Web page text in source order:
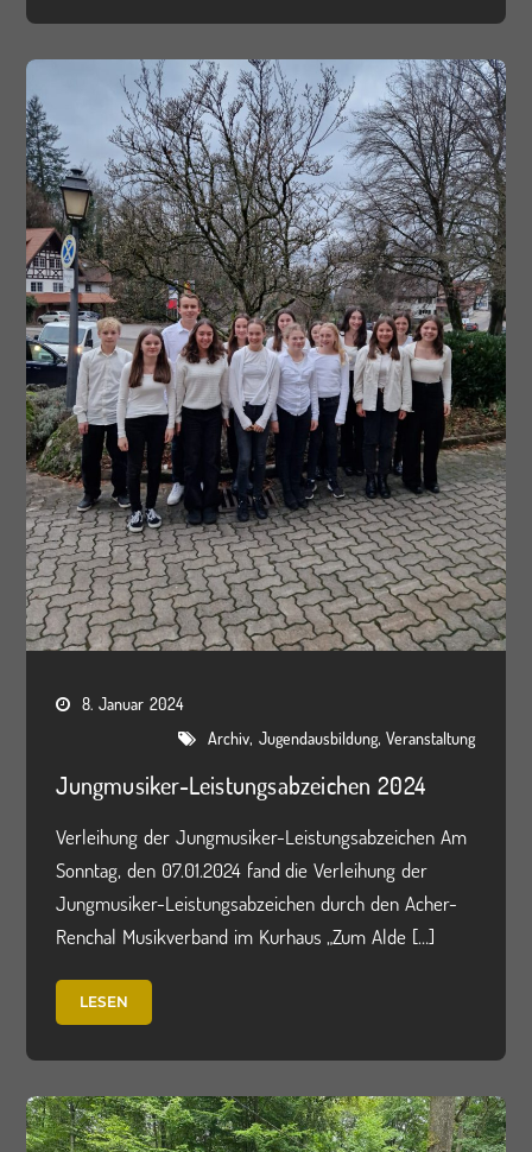
8. Januar 2024
Archiv, Jugendausbildung,Veranstaltung
Jungmusiker-Leistungsabzeichen 2024
Verleihung der Jungmusiker-Leistungsabzeichen Am
Sonntag, den 07.01.2024 fand die Verleihung der
Jungmusiker-Leistungsabzeichen durch den Acher-
Renchal Musikverband im Kurhaus „Zum Alde […]
LESEN